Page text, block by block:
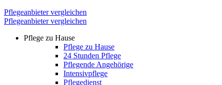
Pflegeanbieter vergleichen
Pflegeanbieter vergleichen
Pflege zu Hause
Pflege zu Hause
24 Stunden Pflege
Pflegende Angehörige
Intensivpflege
Pflegedienst